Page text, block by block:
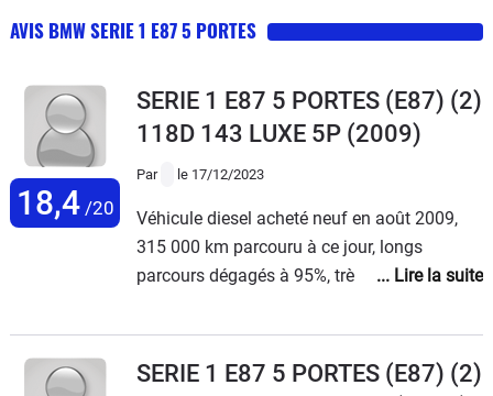
AVIS BMW SERIE 1 E87 5 PORTES
18,4/20
SERIE 1 E87 5 PORTES (E87) (2)
118D 143 LUXE 5P (2009)
Par le 17/12/2023
Véhicule diesel acheté neuf en août 2009,
315 000 km parcouru à ce jour, longs
parcours dégagés à 95%, très très peu de
et demi: tresse d'échappement à 200 000,
étrier arrière droit grippé à 280
000.Consommation: 3,7l/100 de gasoil en
SERIE 1 E87 5 PORTES (E87) (2)